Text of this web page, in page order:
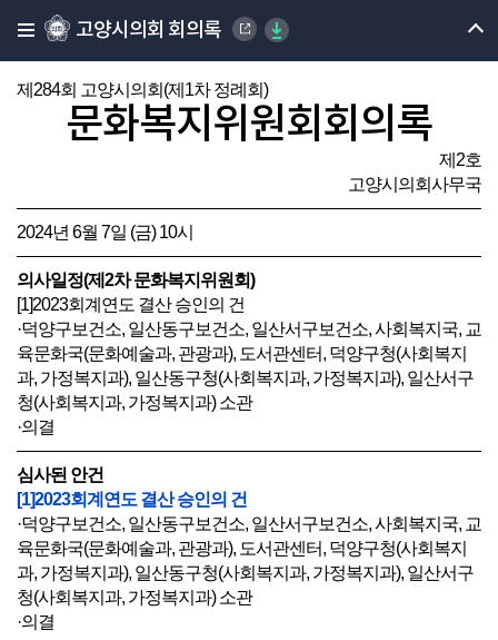
고양시의회 회의록
제284회 고양시의회(제1차 정례회)
문화복지위원회회의록
제2호
고양시의회사무국
2024년 6월 7일 (금) 10시
의사일정(제2차 문화복지위원회)
[1]2023회계연도 결산 승인의 건
·덕양구보건소, 일산동구보건소, 일산서구보건소, 사회복지국, 교
육문화국(문화예술과, 관광과), 도서관센터, 덕양구청(사회복지
과, 가정복지과), 일산동구청(사회복지과, 가정복지과), 일산서구
청(사회복지과, 가정복지과) 소관
·의결
심사된 안건
[1]2023회계연도 결산 승인의 건
·덕양구보건소, 일산동구보건소, 일산서구보건소, 사회복지국, 교
육문화국(문화예술과, 관광과), 도서관센터, 덕양구청(사회복지
과, 가정복지과), 일산동구청(사회복지과, 가정복지과), 일산서구
청(사회복지과, 가정복지과) 소관
·의결